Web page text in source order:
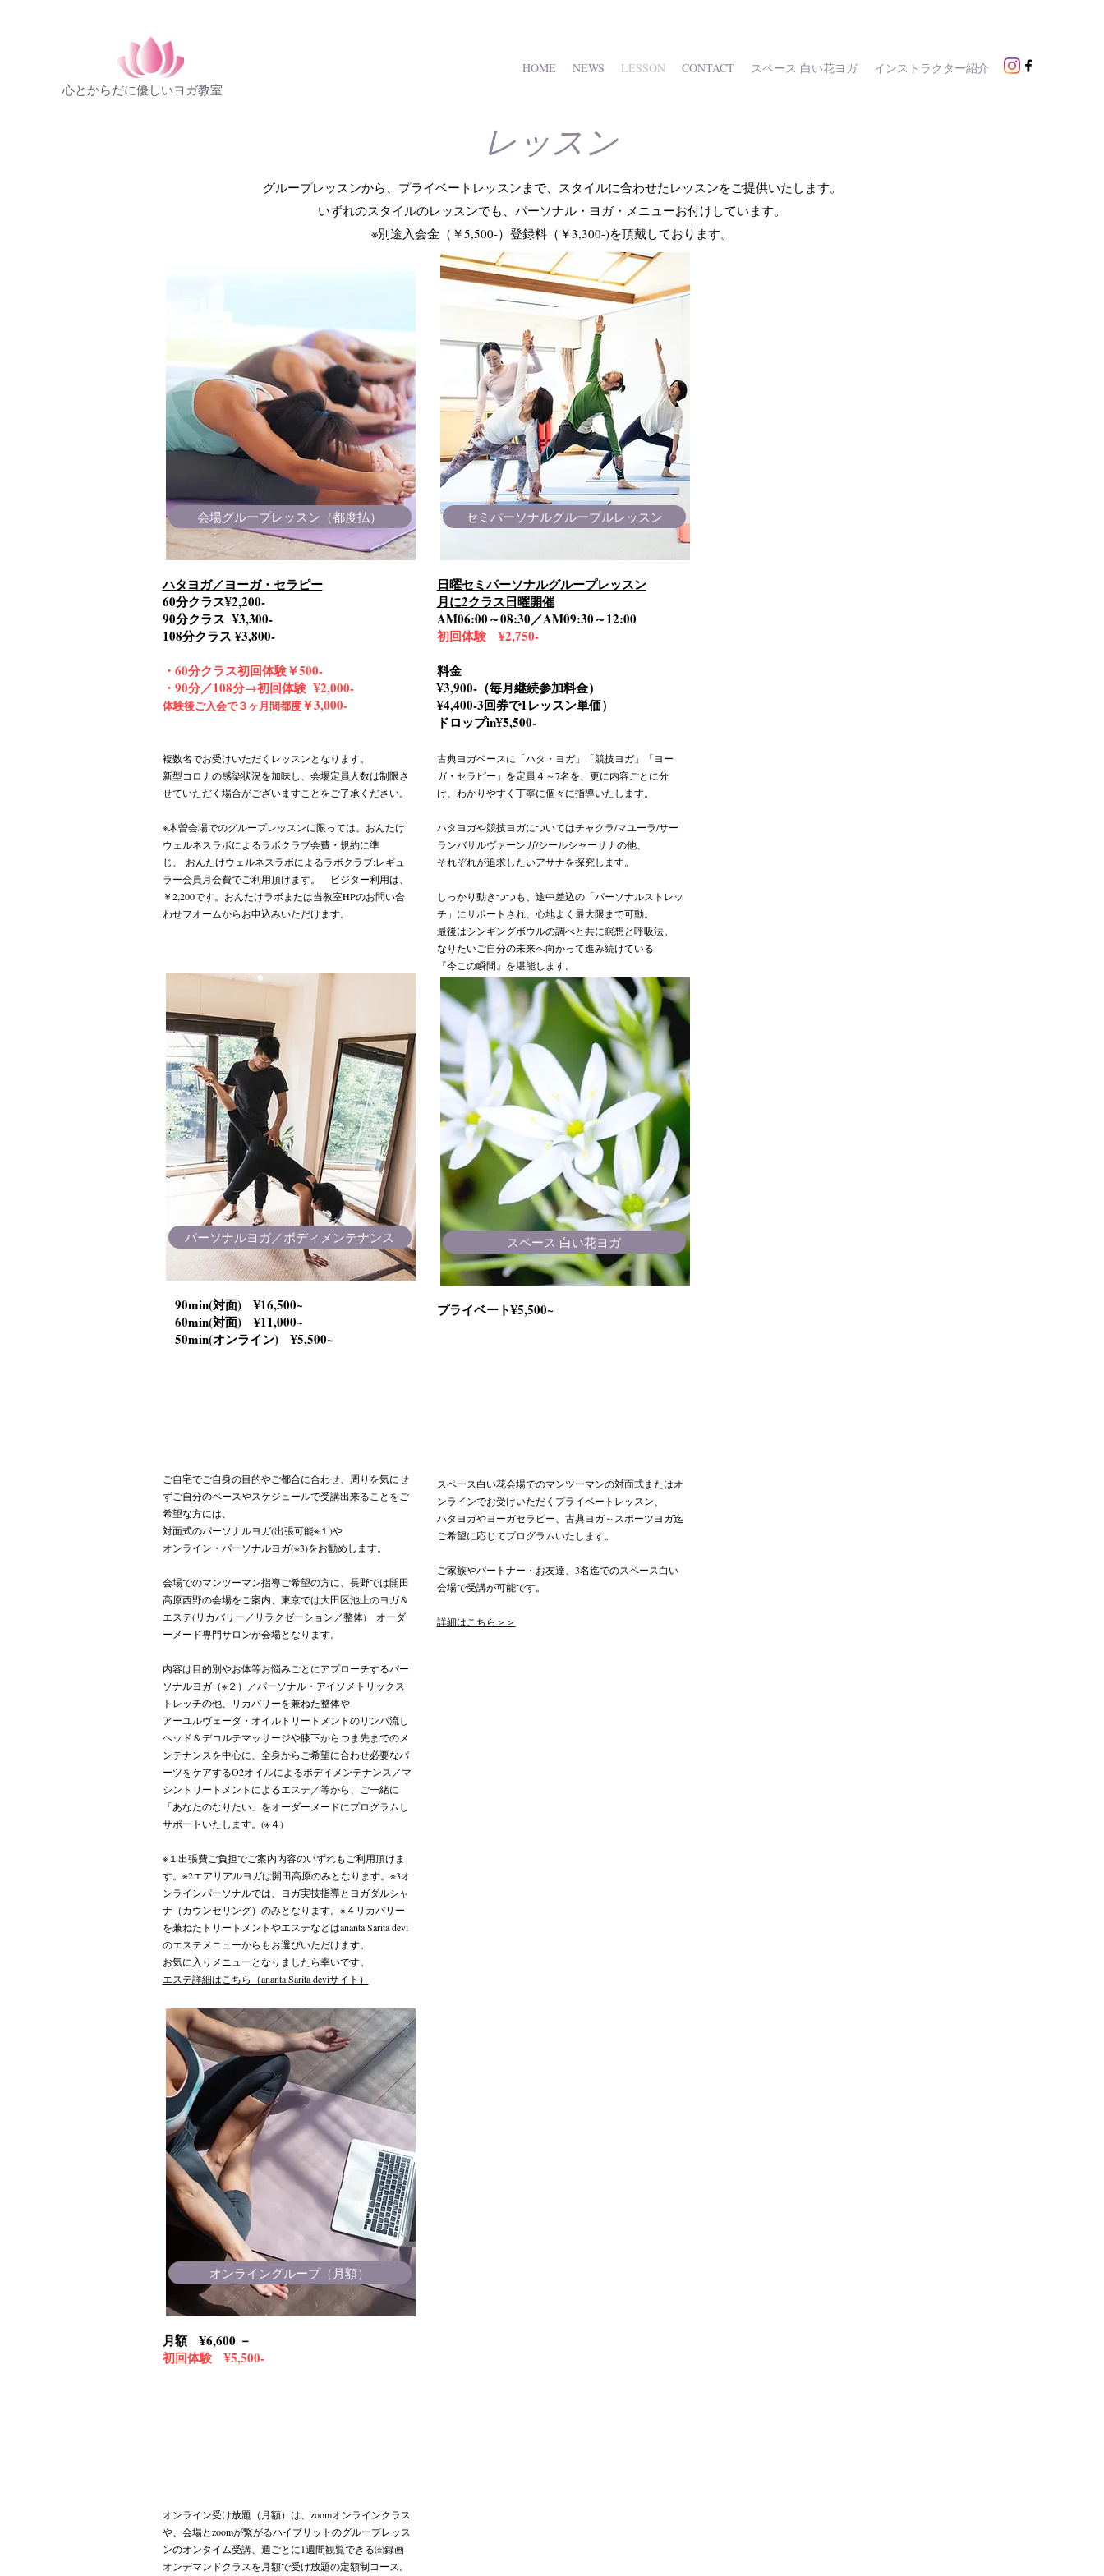
心とからだに優しいヨガ教室
HOME NEWS LESSON CONTACT スペース 白い花ヨガ インストラクター紹介
レッスン
​グループレッスンから、プライベートレッスンまで、スタイルに合わせたレッスンをご提供いたします。
いずれのスタイルのレッスンでも、パーソナル・ヨガ・メニューお付けしています。
※別途入会金（￥5,500-）登録料（￥3,300-)を頂戴しております。
会場グループレッスン（都度払）
ハタヨガ／ヨーガ・セラピー
60分クラス¥2,200-
90分クラス ¥3,300‐
108分クラス ¥3,800‐
・60分クラス初回体験￥500‐
・90分／108分→初回体験 ¥2,000‐
体験後ご入会で３ヶ月間都度￥3,000‐
複数名でお受けいただくレッスンとなります。
新型コロナの感染状況を加味し、会場定員人数は制限さ
せていただく場合がございますことをご了承ください。
※木曽会場でのグループレッスンに限っては、おんたけ
ウェルネスラボによるラボクラブ会費・規約に準
じ、
おんたけウェルネスラボによるラボクラブ:レギュ
ラー会員月会費でご利用頂けます。
ビジター利用は、
￥2,200です。 おんたけラボまたは当教室HPのお問い合
わせフオームからお申込みいただけます。
パーソナルヨガ／ボディメンテナンス
90min(対面) ¥16,500~
60min(対面) ¥11,000~
50min(オンライン) ¥5,500~
ご自宅でご自身の目的やご都合に合わせ、周りを気にせ
ずご自分のペースやスケジュールで受講出来ることをご
希望な方には、
対面式のパーソナルヨガ(出張可能※１)や
オンライン・パーソナルヨガ(※3)をお勧めします。
会場でのマンツーマン指導ご希望の方に、長野では開田
高原西野の会場をご案内、東京では大田区池上のヨガ＆
エステ(リカバリー／リラクゼーション／整体) オーダ
ーメード専門サロンが会場となります。
内容は目的別やお体等お悩みごとにアプローチするパー
ソナルヨガ（※２）／パーソナル・アイソメトリックス
トレッチの他、リカバリーを兼ねた整体や
アーユルヴェーダ・オイルトリートメントのリンパ流し
ヘッド＆デコルテマッサージや膝下からつま先までのメ
ンテナンスを中心に、全身からご希望に合わせ必要なパ
ーツをケアするO2オイルによるボデイメンテナンス ／マ
シントリートメントによるエステ／等から、ご一緒に
「あなたのなりたい」をオーダーメードにプログラムし
サポートいたします。 (※４)
※１出張費ご負担でご案内内容のいずれもご利用頂けま
す。※2エアリアルヨガは開田高原のみとなります。※3オ
ンラインパーソナルでは、ヨガ実技指導とヨガダルシャ
ナ（カウンセリング）のみとなります。※４リカバリー
を兼ねたトリートメントやエステなどはananta Sarita devi
のエステメニューからもお選びいただけます。
お気に入りメニューとなりましたら幸いです。
​エステ詳細はこちら（ananta Sarita deviサイト）
セミパーソナルグループルレッスン
日曜セミパーソナルグループレッスン
月に2クラス日曜開催
AM06:00～08:30／AM09:30～12:00
初回体験 ¥2,750‐
料金
¥3,900-（毎月継続参加料金）
¥4,400‐3回券で1レッスン単価）
ドロップin¥5,500-
古典ヨガベースに「ハタ・ヨガ」「競技ヨガ」「ヨー
ガ・セラピー」を定員４～7名を、更に内容ごとに分
け、わかりやすく丁寧に個々に指導いたします。
ハタヨガや競技ヨガについてはチャクラ/マユーラ/サー
ランバサルヴァーンガ/シールシャーサナの他、
それぞれが追求したいアサナを探究します。
​しっかり動きつつも、途中差込の「パーソナルストレッ
チ」にサポートされ、心地よく最大限まで可動。
最後はシンギングボウルの調べと共に瞑想と呼吸法。
なりたいご自分の未来へ向かって進み続けている
『今この瞬間』を堪能します。
スペース 白い花ヨガ
プライベート¥5,500~
スペース白い花会場でのマンツーマンの対面式またはオ
ンラインでお受けいただくプライベートレッスン、
ハタヨガやヨーガセラピー、古典ヨガ～スポーツヨガ迄
ご希望に応じてプログラムいたします。
ご家族やパートナー・お友達、3名迄でのスペース白い
会場で受講が可能です。
詳細はこちら＞＞
オンライングループ（月額）
月額 ¥6,600 －
初回体験 ¥5,500‐
オンライン受け放題（月額）は、zoomオンラインクラス
や、会場とzoomが繋がるハイブリットのグループレッス
ンのオンタイム受講、週ごとに1週間観覧できる㈮録画
オンデマンドクラスを月額で受け放題の定額制コース。